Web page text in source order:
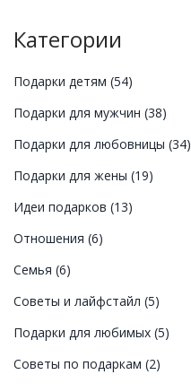
Категории
Подарки детям (54)
Подарки для мужчин (38)
Подарки для любовницы (34)
Подарки для жены (19)
Идеи подарков (13)
Отношения (6)
Семья (6)
Советы и лайфстайл (5)
Подарки для любимых (5)
Советы по подаркам (2)